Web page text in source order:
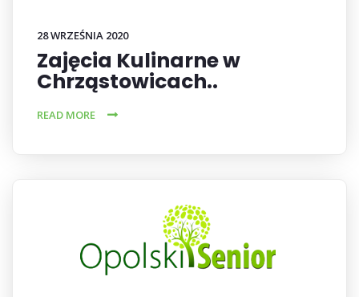
28 WRZEŚNIA 2020
Zajęcia Kulinarne w
Chrząstowicach..
READ MORE